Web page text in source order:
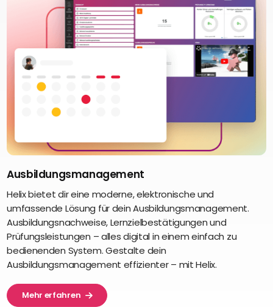
Ausbildungsmanagement
Helix bietet dir eine moderne, elektronische und
umfassende Lösung für dein Ausbildungsmanagement.
Ausbildungsnachweise, Lernzielbestätigungen und
Prüfungsleistungen – alles digital in einem einfach zu
bedienenden System. Gestalte dein
Ausbildungsmanagement effizienter – mit Helix.
Mehr erfahren